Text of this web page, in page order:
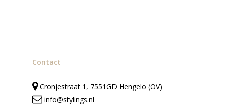
Contact
Cronjestraat 1, 7551GD Hengelo (OV)
info@stylings.nl